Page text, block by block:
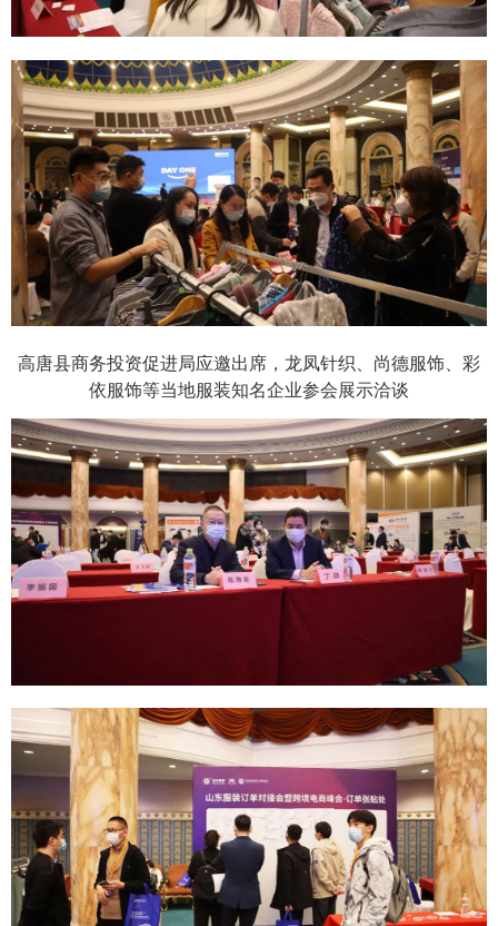
高唐县商务投资促进局应邀出席， 龙凤针织、尚德服饰、彩
依服饰等当地服装知名企业参会展示洽谈